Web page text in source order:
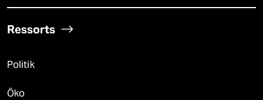
Ressorts
Politik
Öko